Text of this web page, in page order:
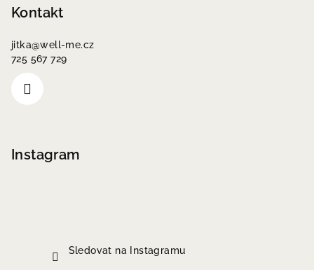
Kontakt
jitka@well-me.cz
725 567 729
Instagram
Sledovat na Instagramu